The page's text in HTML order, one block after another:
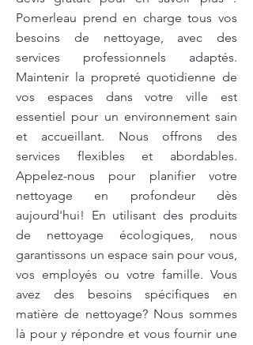
Pomerleau prend en charge tous vos
besoins de nettoyage, avec des
services professionnels adaptés.
Maintenir la propreté quotidienne de
vos espaces dans votre ville est
essentiel pour un environnement sain
et accueillant. Nous offrons des
services flexibles et abordables.
Appelez-nous pour planifier votre
nettoyage en profondeur dès
aujourd'hui! En utilisant des produits
de nettoyage écologiques, nous
garantissons un espace sain pour vous,
vos employés ou votre famille. Vous
avez des besoins spécifiques en
matière de nettoyage? Nous sommes
là pour y répondre et vous fournir une